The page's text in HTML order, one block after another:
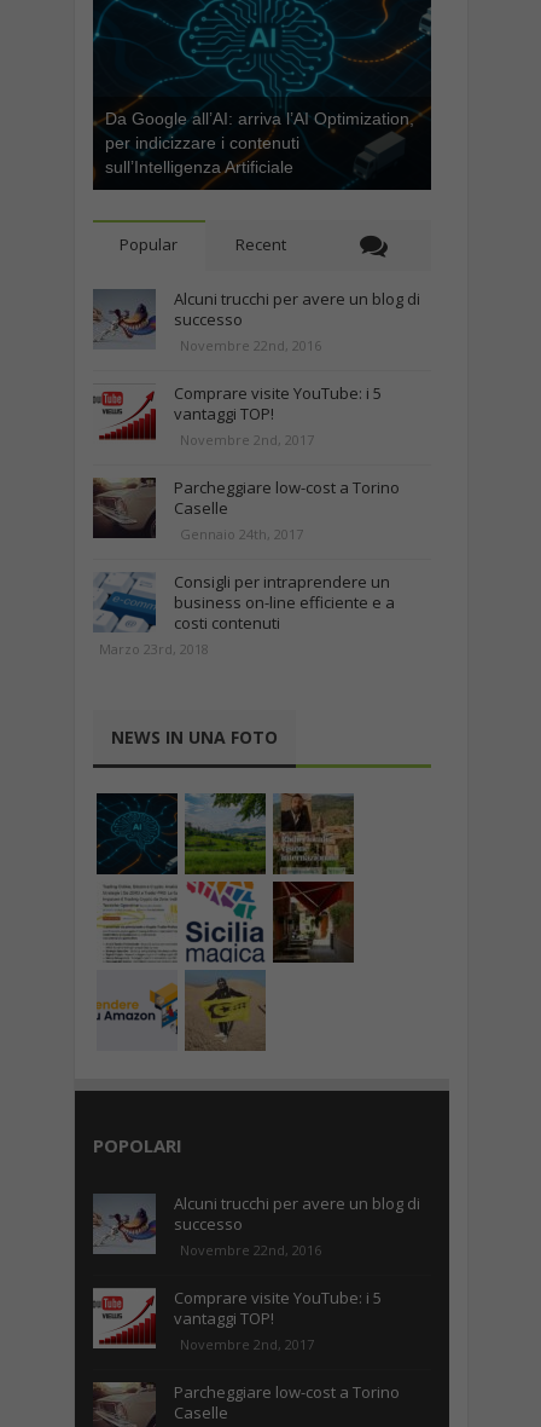
Da Google all’AI: arriva l’AI Optimization,
per indicizzare i contenuti
sull’Intelligenza Artificiale
Popular Recent
Alcuni trucchi per avere un blog di
successo
Novembre 22nd, 2016
Comprare visite YouTube: i 5
vantaggi TOP!
Novembre 2nd, 2017
Parcheggiare low-cost a Torino
Caselle
Gennaio 24th, 2017
Consigli per intraprendere un
business on-line efficiente e a
costi contenuti
Marzo 23rd, 2018
NEWS IN UNA FOTO
POPOLARI
Alcuni trucchi per avere un blog di
successo
Novembre 22nd, 2016
Comprare visite YouTube: i 5
vantaggi TOP!
Novembre 2nd, 2017
Parcheggiare low-cost a Torino
Caselle